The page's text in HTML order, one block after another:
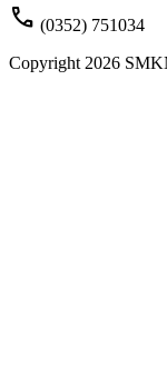
call (0352) 751034
Copyright 2026